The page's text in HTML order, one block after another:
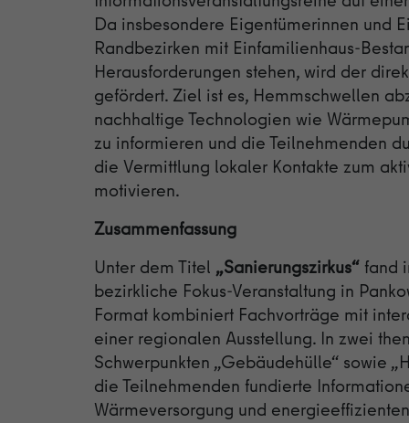
Da insbesondere Eigentümerinnen und
Randbezirken mit Einfamilienhaus-
Herausforderungen stehen, wird der
gefördert. Ziel ist es, Hemmschwellen
nachhaltige Technologien wie
zu informieren und die Teilnehmenden
die Vermittlung lokaler Kontakte zum
motivieren.
Zusammenfassung
Unter dem Titel „Sanierungszirkus“ fand
bezirkliche Fokus-Veranstaltung in
Format kombiniert Fachvorträge mit
einer regionalen Ausstellung. In zwei
Schwerpunkten „Gebäudehülle“ sowie
die Teilnehmenden fundierte
Wärmeversorgung und